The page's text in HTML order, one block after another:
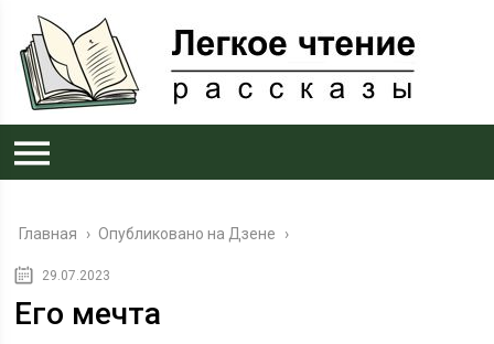
Главная › Опубликовано на Дзене ›
29.07.2023
Его мечта